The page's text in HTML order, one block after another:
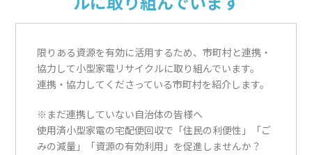
限りある資源を有効に活用するため、市町村と連携・
協力して小型家電リサイクルに取り組んでいます。
連携・協力してくださっている市町村を紹介します。
※まだ連携していない自治体の皆様へ
使用済小型家電の宅配便回収で「住民の利便性」「ご
みの減量」「資源の有効利用」を促進しませんか？